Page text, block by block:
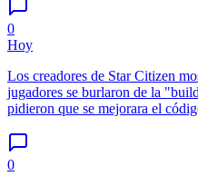
0
Hoy
Los creadores de Star Citizen
jugadores se burlaron de la
pidieron que se mejorara el
0